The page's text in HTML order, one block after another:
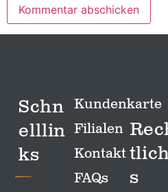
Schn
elllin
ks
Kundenkarte
Filialen
Kontakt
FAQs
s